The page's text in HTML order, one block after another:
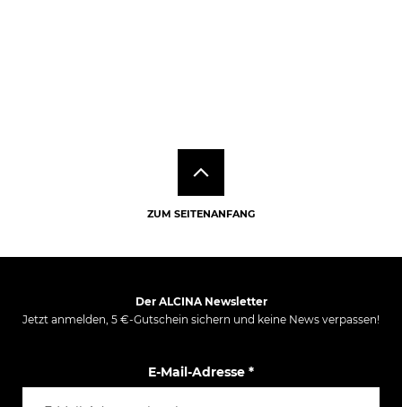
ZUM SEITENANFANG
Der ALCINA Newsletter
Jetzt anmelden, 5 €-Gutschein sichern und keine News verpassen!
E-Mail-Adresse *